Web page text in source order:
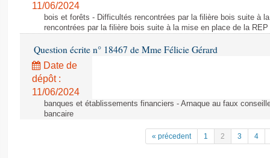
11/06/2024
bois et forêts - Difficultés rencontrées par la filière bois suite à
rencontrées par la filière bois suite à la mise en place de la REP
Question écrite n° 18467 de Mme Félicie Gérard
Date de
dépôt :
11/06/2024
banques et établissements financiers - Arnaque au faux
bancaire
« précedent 1 2 3 4